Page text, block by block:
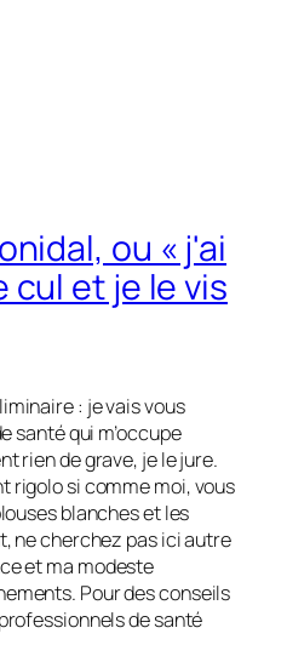
ou « j'ai
cul et je le vis
: je vais vous
santé qui m’occupe
rien de grave, je le jure.
rigolo si comme moi, vous
blanches et les
ne cherchez pas ici autre
et ma modeste
Pour des conseils
de santé